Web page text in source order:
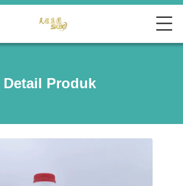
Detail Produk